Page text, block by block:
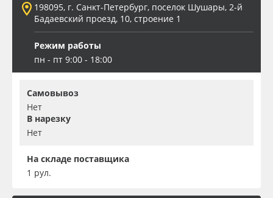
198095, г. Санкт-Петербург, поселок Шушары, 2-й
Бадаевский проезд, 10, строение 1
Режим работы
пн - пт 9:00 - 18:00
Самовывоз
Нет
В нарезку
Нет
На складе поставщика
1 рул.